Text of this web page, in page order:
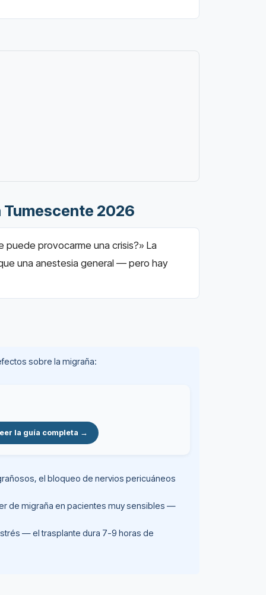
2026
puede provocarme una crisis?» La
una anestesia general — pero hay
sobre la migraña:
la guía completa →
el bloqueo de nervios pericuáneos
de migraña en pacientes muy sensibles —
— el trasplante dura 7-9 horas de